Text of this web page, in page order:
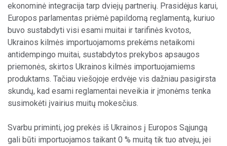
ekonominė integracija tarp dviejų partnerių. Prasidėjus karui,
Europos parlamentas priėmė papildomą reglamentą, kuriuo
buvo sustabdyti visi esami muitai ir tarifinės kvotos,
Ukrainos kilmės importuojamoms prekėms netaikomi
antidempingo muitai, sustabdytos prekybos apsaugos
priemonės, skirtos Ukrainos kilmės importuojamiems
produktams. Tačiau viešojoje erdvėje vis dažniau pasigirsta
skundų, kad esami reglamentai neveikia ir įmonėms tenka
susimokėti įvairius muitų mokesčius.
Svarbu priminti, jog prekės iš Ukrainos į Europos Sąjungą
gali būti importuojamos taikant 0 % muitą tik tuo atveju, jei